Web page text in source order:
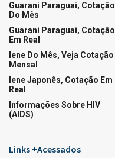
Guarani Paraguai, Cotação
Do Mês
Guarani Paraguai, Cotação
Em Real
Iene Do Mês, Veja Cotação
Mensal
Iene Japonês, Cotação Em
Real
Informações Sobre HIV
(AIDS)
Links +Acessados